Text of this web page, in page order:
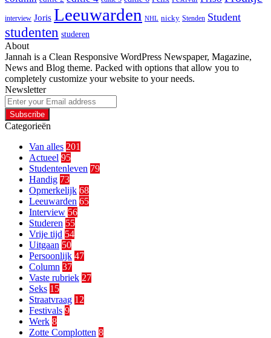
interview Joris Leeuwarden NHL nicky Stenden Student
studenten studeren
About
Jannah is a Clean Responsive WordPress Newspaper, Magazine,
News and Blog theme. Packed with options that allow you to
completely customize your website to your needs.
Newsletter
Enter
your
Email
address
Categorieën
Van alles 201
Actueel 95
Studentenleven 79
Handig 73
Opmerkelijk 68
Leeuwarden 65
Interview 56
Studeren 55
Vrije tijd 54
Uitgaan 50
Persoonlijk 47
Column 37
Vaste rubriek 27
Seks 15
Straatvraag 12
Festivals 9
Werk 8
Zotte Complotten 8